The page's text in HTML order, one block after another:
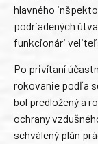
hlavného
podriadených
funkcionári
Po privítaní
rokovanie podľa
bol predložený a
ochrany
schválený plán